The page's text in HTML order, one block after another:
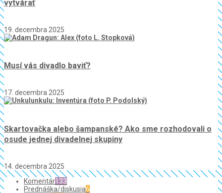
vytvárať
19. decembra 2025
Musí vás divadlo baviť?
17. decembra 2025
Skartovačka alebo šampanské? Ako sme rozhodovali o
osude jednej divadelnej skupiny
14. decembra 2025
Komentár133
Prednáška/diskusia6